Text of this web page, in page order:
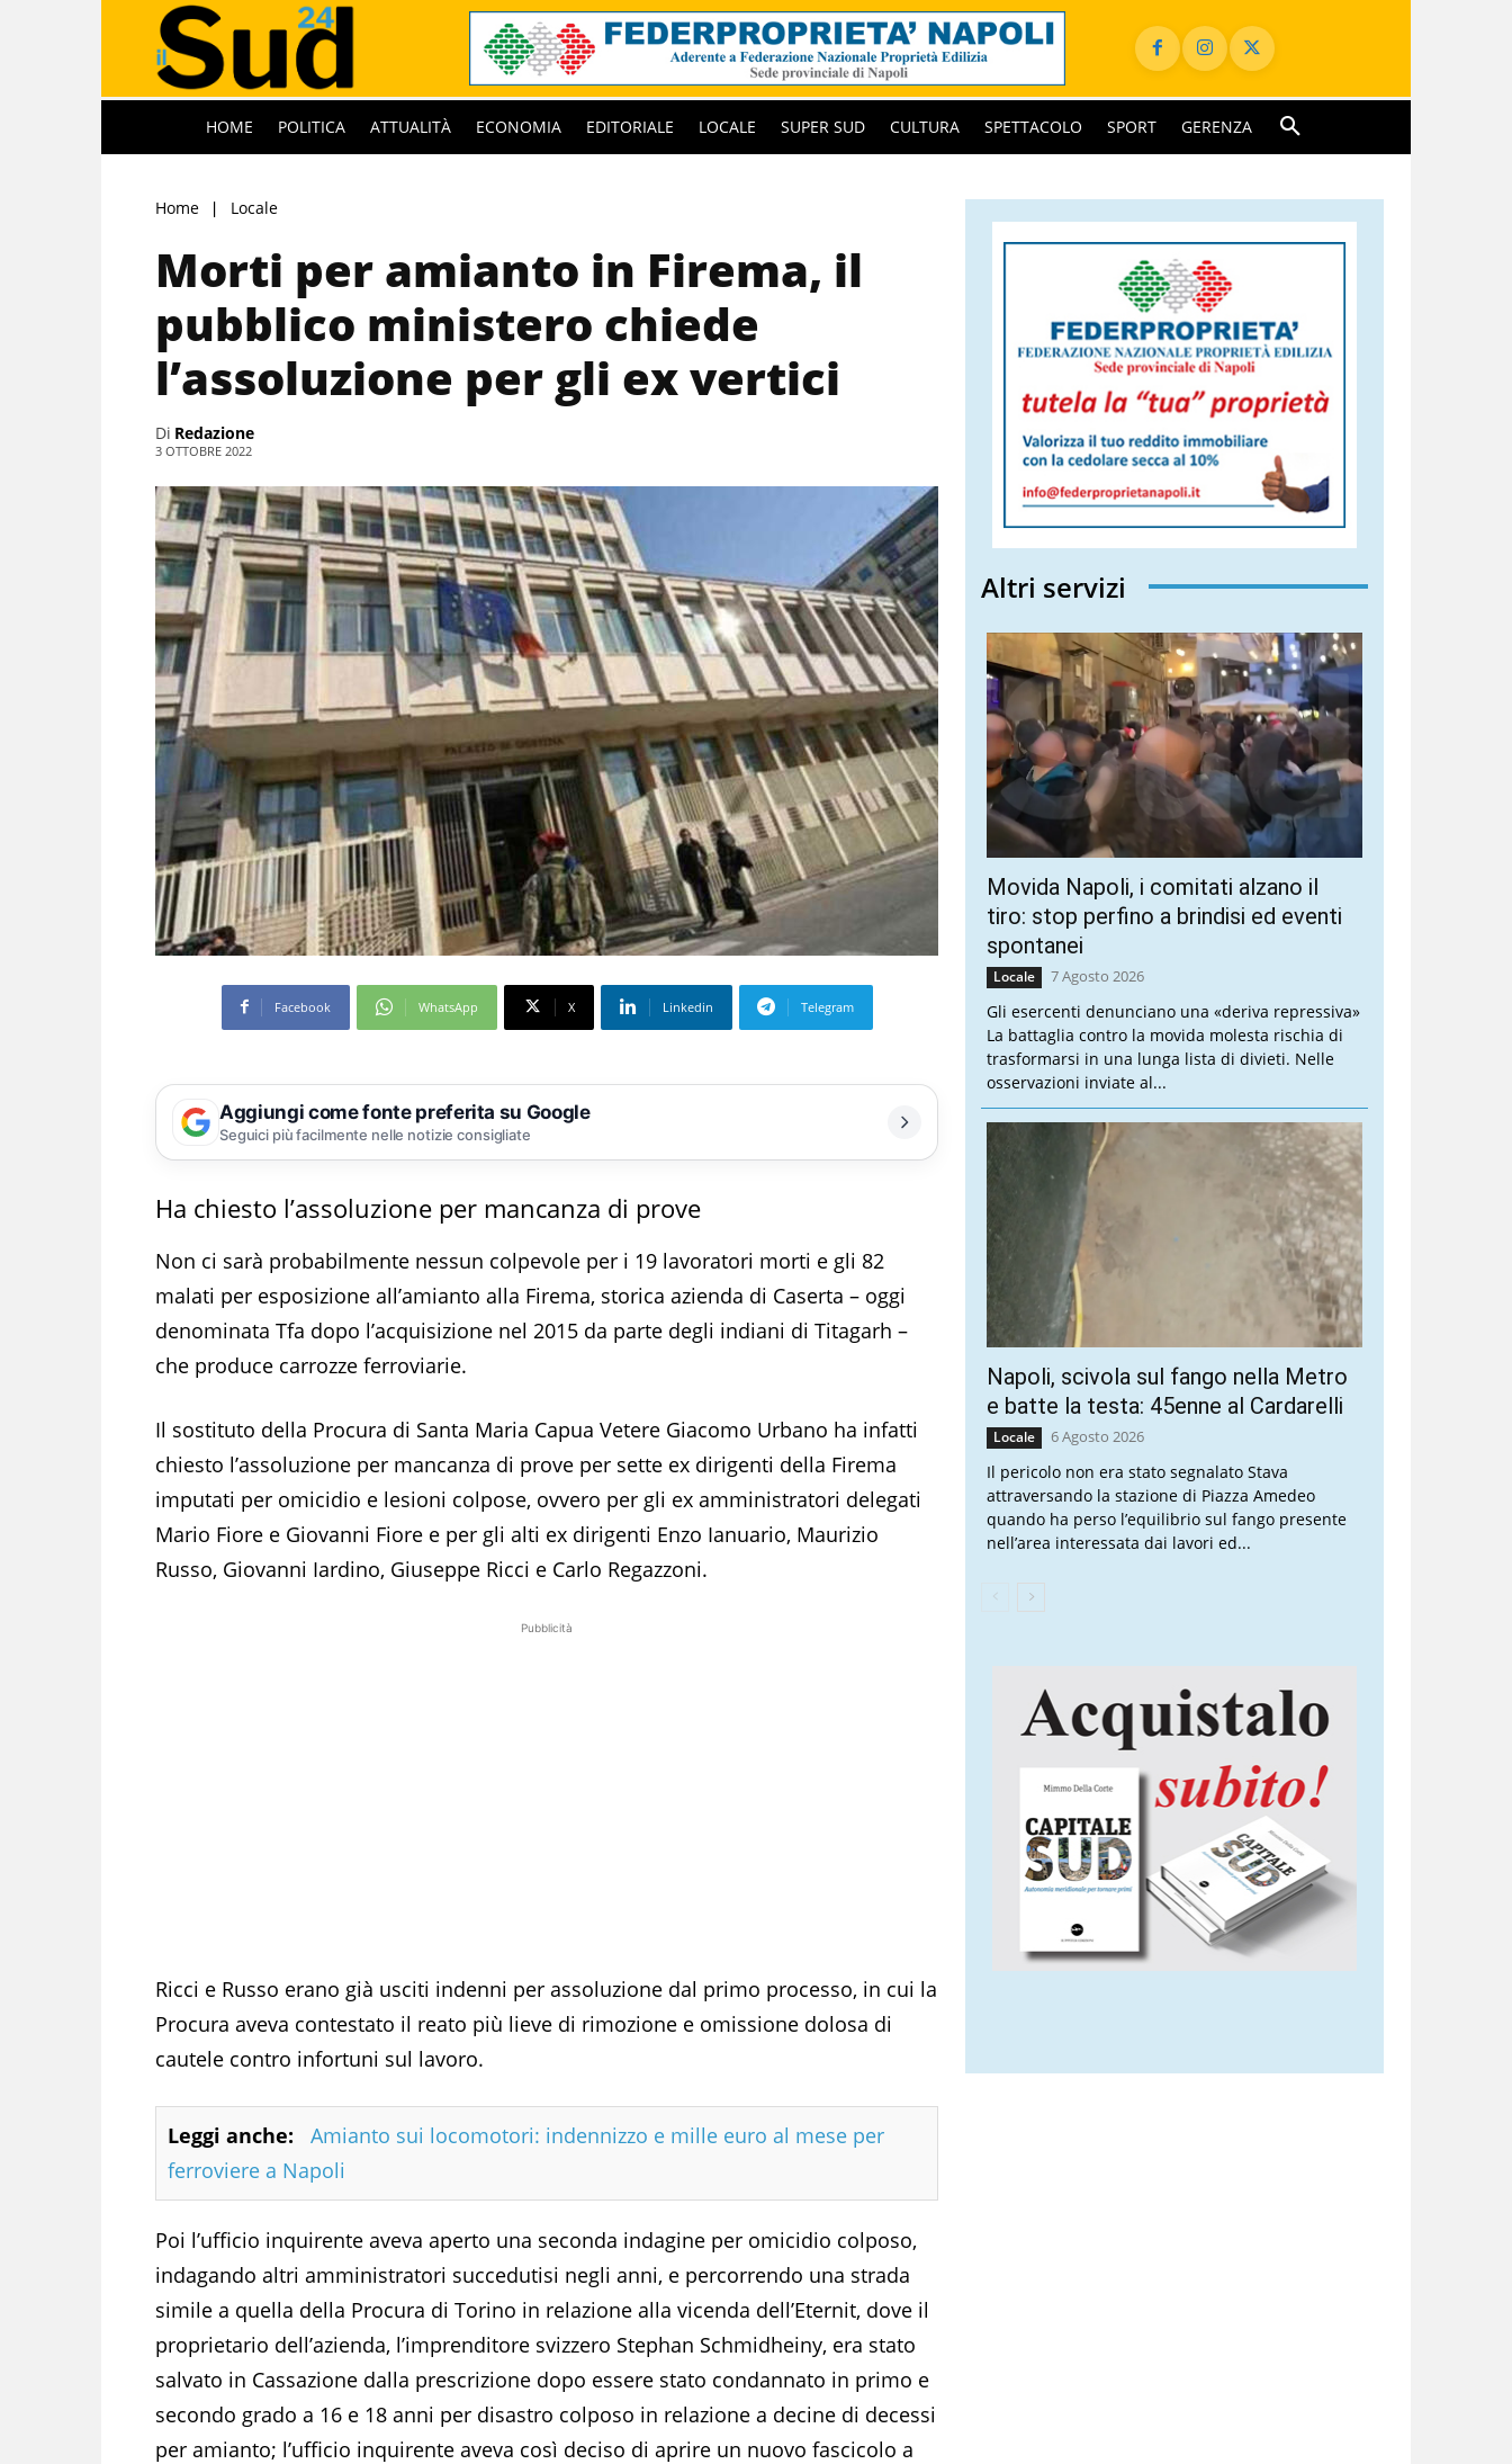
HOME POLITICA ATTUALITÀ ECONOMIA EDITORIALE LOCALE SUPER SUD CULTURA SPETTACOLO SPORT GERENZA
Home Locale
Morti per amianto in Firema, il
pubblico ministero chiede
l’assoluzione per gli ex vertici
Di Redazione
3 OTTOBRE 2022
Facebook WhatsApp X Linkedin Telegram
Aggiungi come fonte preferita su Google
Seguici più facilmente nelle notizie consigliate
Ha chiesto l’assoluzione per mancanza di prove
Non ci sarà probabilmente nessun colpevole per i 19 lavoratori morti e gli 82
malati per esposizione all’amianto alla Firema, storica azienda di Caserta – oggi
denominata Tfa dopo l’acquisizione nel 2015 da parte degli indiani di Titagarh –
che produce carrozze ferroviarie.
Il sostituto della Procura di Santa Maria Capua Vetere Giacomo Urbano ha infatti
chiesto l’assoluzione per mancanza di prove per sette ex dirigenti della Firema
imputati per omicidio e lesioni colpose, ovvero per gli ex amministratori delegati
Mario Fiore e Giovanni Fiore e per gli alti ex dirigenti Enzo Ianuario, Maurizio
Russo, Giovanni Iardino, Giuseppe Ricci e Carlo Regazzoni.
Pubblicità
Ricci e Russo erano già usciti indenni per assoluzione dal primo processo, in cui la
Procura aveva contestato il reato più lieve di rimozione e omissione dolosa di
cautele contro infortuni sul lavoro.
Leggi anche:
Amianto sui locomotori: indennizzo e mille euro al mese per
ferroviere a Napoli
Poi l’ufficio inquirente aveva aperto una seconda indagine per omicidio colposo,
indagando altri amministratori succedutisi negli anni, e percorrendo una strada
simile a quella della Procura di Torino in relazione alla vicenda dell’Eternit, dove il
proprietario dell’azienda, l’imprenditore svizzero Stephan Schmidheiny, era stato
salvato in Cassazione dalla prescrizione dopo essere stato condannato in primo e
secondo grado a 16 e 18 anni per disastro colposo in relazione a decine di decessi
per amianto; l’ufficio inquirente aveva così deciso di aprire un nuovo fascicolo a
Altri servizi
Movida Napoli, i comitati alzano il
tiro: stop perfino a brindisi ed eventi
spontanei
Locale 7 Agosto 2026
Gli esercenti denunciano una «deriva repressiva»
La battaglia contro la movida molesta rischia di
trasformarsi in una lunga lista di divieti. Nelle
osservazioni inviate al...
Napoli, scivola sul fango nella Metro
e batte la testa: 45enne al Cardarelli
Locale 6 Agosto 2026
Il pericolo non era stato segnalato Stava
attraversando la stazione di Piazza Amedeo
quando ha perso l’equilibrio sul fango presente
nell’area interessata dai lavori ed...